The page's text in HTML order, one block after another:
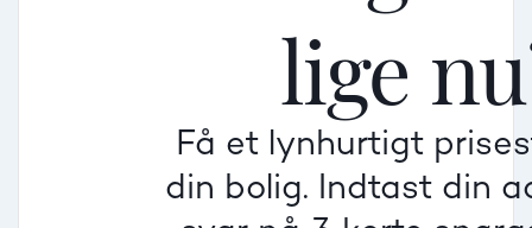
lige
Få et lynhurtigt
din bolig. Indtast din
Dårlig
Mindre god
Dårlig
Mindre god
Dårlig
Mindre god
Villa
Beregner pris